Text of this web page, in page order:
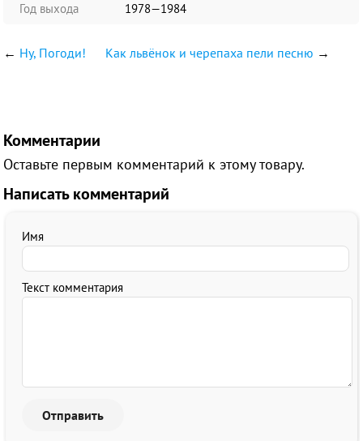
Год выхода 1978—1984
← Ну, Погоди! Как львёнок и черепаха пели песню →
Комментарии
Оставьте первым комментарий к этому товару.
Написать комментарий
Имя
Текст комментария